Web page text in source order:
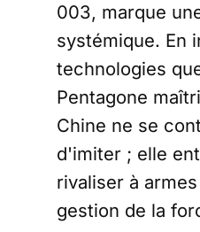
003, marque
systémique. En
technologies
Pentagone
Chine ne se
d'imiter ; elle
rivaliser à
gestion de la